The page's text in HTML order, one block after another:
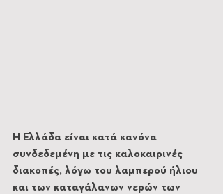
Η Ελλάδα είναι κατά κανόνα
συνδεδεμένη με τις καλοκαιρινές
διακοπές, λόγω του λαμπερού ήλιου
και των καταγάλανων νερών των